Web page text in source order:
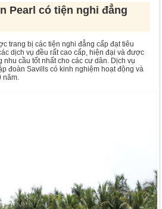
Pearl có tiện nghi đẳng
trang bị các tiện nghi đẳng cấp đạt tiêu
dịch vụ đều rất cao cấp, hiện đại và được
cầu tốt nhất cho các cư dân. Dịch vụ
đoàn Savills có kinh nghiệm hoạt động và
năm.